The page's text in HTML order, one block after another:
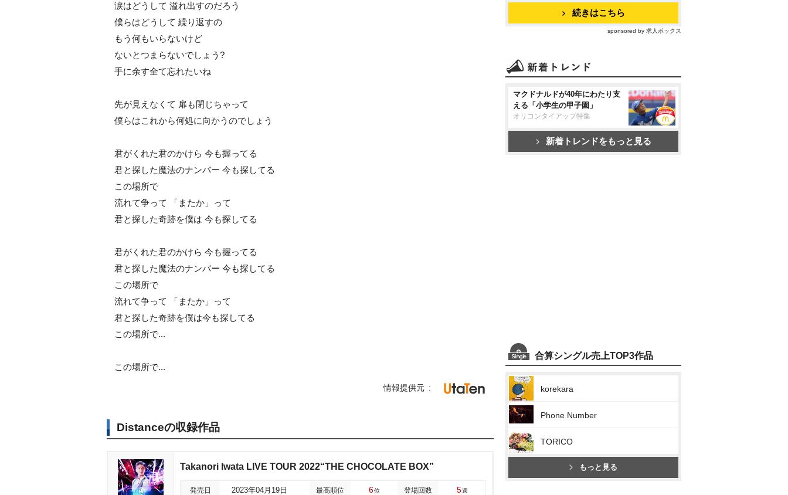
涙はどうして 溢れ出すのだろう
僕らはどうして 繰り返すの
もう何もいらないけど
ないとつまらないでしょう?
手に余す全て忘れたいね
先が見えなくて 扉も閉じちゃって
僕らはこれから何処に向かうのでしょう
君がくれた君のかけら 今も握ってる
君と探した魔法のナンバー 今も探してる
この場所で
流れて争って 「またか」って
君と探した奇跡を僕は 今も探してる
君がくれた君のかけら 今も握ってる
君と探した魔法のナンバー 今も探してる
この場所で
流れて争って 「またか」って
君と探した奇跡を僕は今も探してる
この場所で...
この場所で...
情報提供元
Distanceの収録作品
Takanori Iwata LIVE TOUR 2022“THE CHOCOLATE BOX”
発売日 2023年04月19日 最高順位 6位 登場回数 5週
続きはこちら
sponsored by 求人ボックス
マクドナルドが40年にわたり支
える「小学生の甲子園」
オリコンタイアップ特集
新着トレンドをもっと見る
合算シングル売上TOP3作品
korekara
Phone Number
TORICO
もっと見る